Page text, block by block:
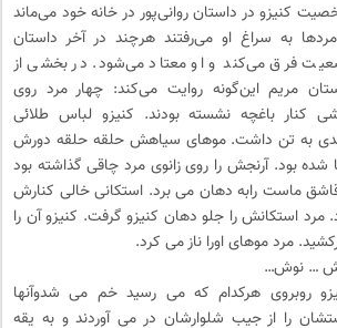
کنیزو در داستان روانی‌پور در خانه خود می‌ماند
به سراغ او می‌رفتند هرچند در آخر داستان
فرق می‌کند و او معتاد می‌شود. در بخشی از
مریم این‌گونه روایت می‌کند: چهار مرد روی
کنار باغچه نشسته بودند. کنیزو لباس طلائی
به تن داشت. موهای سیاهش حلقه حلقه دورش
شده بود. آرنجش را روی زانوی مرد چاقی گذاشته بود
ماست رابه دهان می برد. استکانی خالی کنارش
مرد استکانش را جلو دهان کنیزو گرفت. کنیزو آن را
مرد موهای اورا ناز می کرد.
… نوش…
روبروی هرکدام که می رسید خم می شدوآنها
را از جیب شلوارشان در می آوردند و به یقه